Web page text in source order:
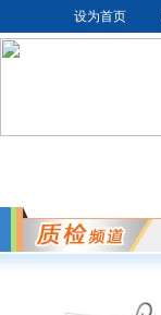
设为首页